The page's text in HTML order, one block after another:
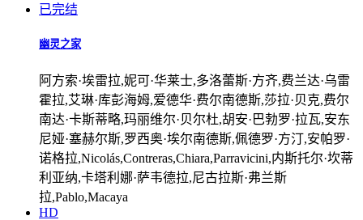
已完结
幽灵之家
阿方索·埃雷拉,妮可·华莱士,多洛蕾斯·方齐,费兰达·乌雷
霍拉,艾琳·库彭海姆,爱德华·费尔南德斯,莎拉·贝克,费尔
南达·卡斯蒂略,玛丽维尔·贝尔杜,胡安·巴勃罗·拉瓦,安东
尼娅·塞赫尔斯,罗西奥·埃尔南德斯,佩德罗·方汀,安帕罗·
诺格拉,Nicolás,Contreras,Chiara,Parravicini,内斯托尔·坎蒂
利亚纳,卡塔利娜·萨韦德拉,尼古拉斯·弗兰斯
拉,Pablo,Macaya
HD